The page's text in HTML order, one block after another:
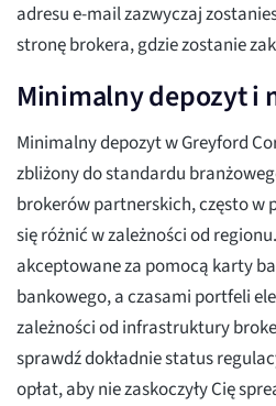
adresu e-mail zazwyczaj
stronę brokera, gdzie zostanie
Minimalny depozyt i
Minimalny depozyt w Greyford
zbliżony do standardu
brokerów partnerskich, często w
się różnić w zależności od
akceptowane za pomocą karty
bankowego, a czasami portfeli
zależności od infrastruktury
sprawdź dokładnie status
opłat, aby nie zaskoczyły Cię